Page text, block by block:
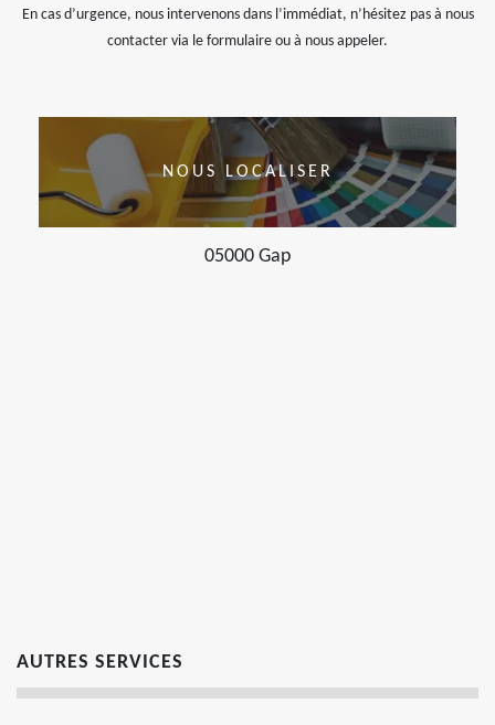
En cas d’urgence, nous intervenons dans l’immédiat, n’hésitez pas à nous
contacter via le formulaire ou à nous appeler.
NOUS LOCALISER
05000 Gap
AUTRES SERVICES